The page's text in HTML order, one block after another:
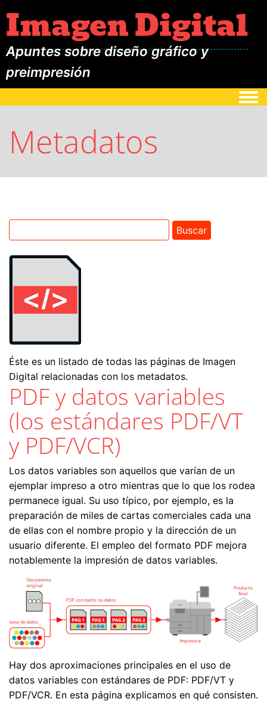
Imagen Digital
Apuntes sobre diseño gráfico y
preimpresión
Metadatos
Éste es un listado de todas las páginas de Imagen
Digital relacionadas con los metadatos.
PDF y datos variables
(los estándares PDF/VT
y PDF/VCR)
Los datos variables son aquellos que varían de un
ejemplar impreso a otro mientras que lo que los rodea
permanece igual. Su uso típico, por ejemplo, es la
preparación de miles de cartas comerciales cada una
de ellas con el nombre propio y la dirección de un
usuario diferente. El empleo del formato PDF mejora
notablemente la impresión de datos variables.
Hay dos aproximaciones principales en el uso de
datos variables con estándares de PDF: PDF/VT y
PDF/VCR. En esta página explicamos en qué consisten.